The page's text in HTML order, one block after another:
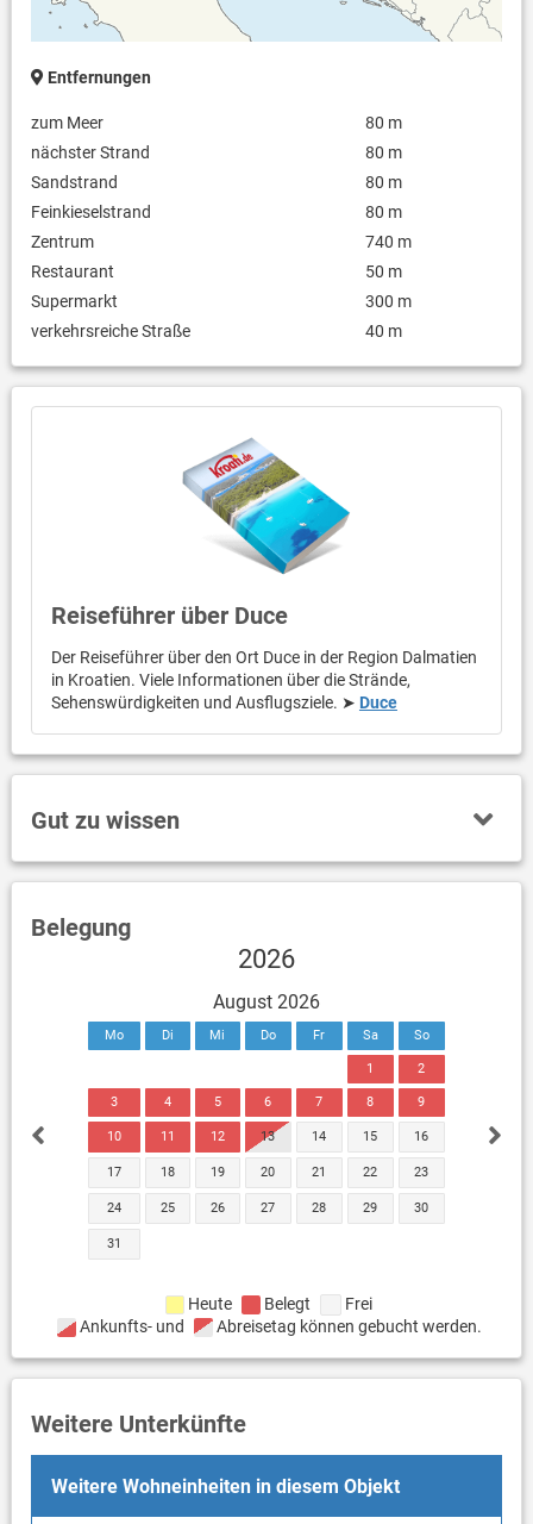
Entfernungen
zum Meer
80 m
nächster Strand
80 m
Sandstrand
80 m
Feinkieselstrand
80 m
Zentrum
740 m
Restaurant
50 m
Supermarkt
300 m
verkehrsreiche Straße
40 m
Reiseführer über Duce
Der Reiseführer über den Ort Duce in der Region Dalmatien
in Kroatien. Viele Informationen über die Strände,
Sehenswürdigkeiten und Ausflugsziele. ➤ Duce
Gut zu wissen
Belegung
2026
August 2026
Mo Di Mi Do Fr Sa So
1 2
3 4 5 6 7 8 9
10 11 12 13 14 15 16
17 18 19 20 21 22 23
24 25 26 27 28 29 30
31
Heute Belegt
Frei
Ankunfts- und
Abreisetag können gebucht werden.
Weitere Unterkünfte
Weitere Wohneinheiten in diesem Objekt